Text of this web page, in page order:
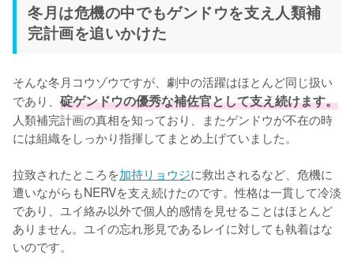
冬月は危機の中でもゲンドウを支え人類補
完計画を追いかけた
そんな冬月コウゾウですが、劇中の活躍はほとんど同じ扱い
であり、 碇ゲンドウの優秀な補佐官として支え続けます。
人類補完計画の真相を知っており、またゲンドウが不在の時
には組織をしっかり指揮してまとめ上げていました。
拉致されたところを加持リョウジに救出されるなど、危機に
遭いながらもNERVを支え続けたのです。性格は一貫して冷淡
であり、ユイ絡み以外で個人的感情を見せることはほとんど
ありません。ユイの忘れ形見であるレイに対しても執着はな
いのです。